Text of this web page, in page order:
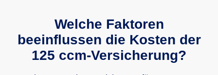
abschließen, um am Straßenverkehr
teilnehmen zu dürfen.
eigenen Fahrzeug
ab, die durch
Diebstahl, Glasbruch, Wildunfälle, Sturm
oder Hagelschäden entstehen. Die
gesetzlich vorgeschriebene Haftpflicht
sowie die Teilkasko unddeckt zusätzlich
Schäden am eigenen Fahrzeug durch
Welche Faktoren
beeinflussen die Kosten der
125 ccm-Versicherung?